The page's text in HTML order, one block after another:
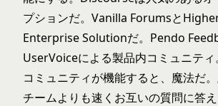
プションだ。Vanilla Forumsと
Enterprise Solutionだ。Pendo
UserVoiceによる製品内コミュニティ。
コミュニティが機能すると、魔法だ
チームよりも速くお互いの質問に答